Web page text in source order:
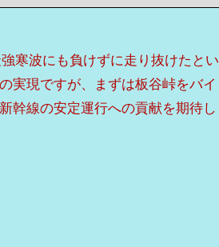
寒波にも負けずに走り抜けたとい
実現ですが、まずは板谷峠をバイ
幹線の安定運行への貢献を期待し